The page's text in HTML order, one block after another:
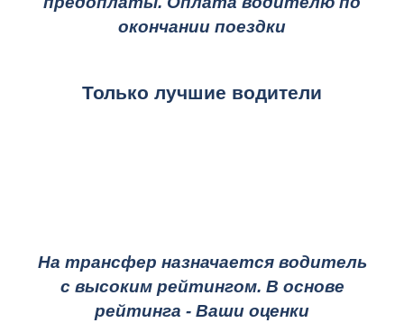
окончании поездки
Только лучшие водители
На трансфер назначается водитель
с высоким рейтингом. В основе
рейтинга - Ваши оценки